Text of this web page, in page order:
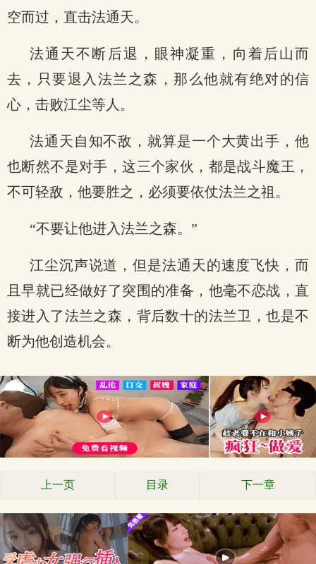
空而过，直击法通天。
法通天不断后退，眼神凝重，向着后山而
去，只要退入法兰之森，那么他就有绝对的信
心，击败江尘等人。
法通天自知不敌，就算是一个大黄出手，他
也断然不是对手，这三个家伙，都是战斗魔王，
不可轻敌，他要胜之，必须要依仗法兰之祖。
“不要让他进入法兰之森。”
江尘沉声说道，但是法通天的速度飞快，而
且早就已经做好了突围的准备，他毫不恋战，直
接进入了法兰之森，背后数十的法兰卫，也是不
断为他创造机会。
上一页 目录 下一章